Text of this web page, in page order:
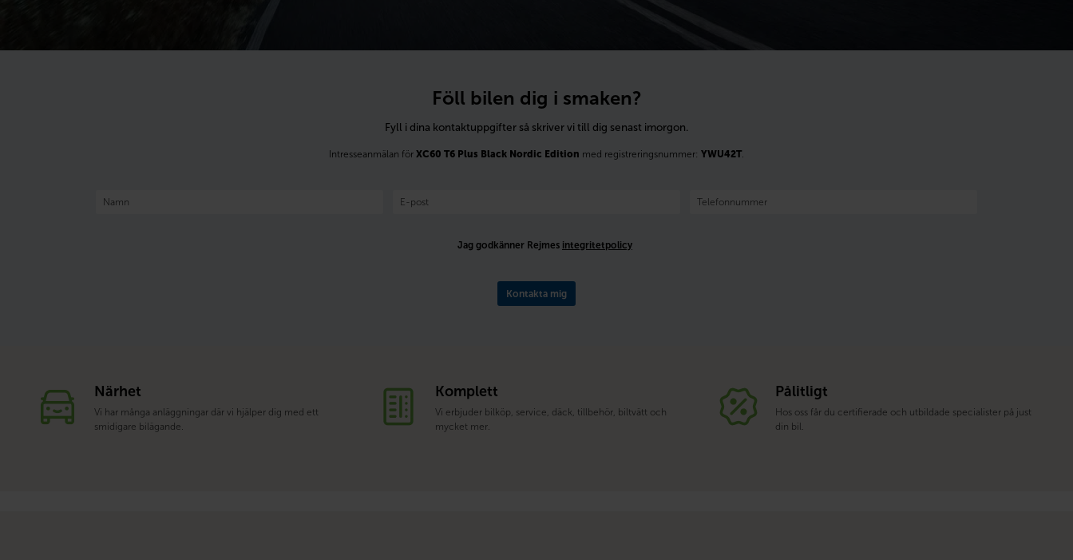
Föll bilen dig i smaken?
Fyll i dina kontaktuppgifter så skriver vi till dig senast imorgon.
Intresseanmälan för XC60 T6 Plus Black Nordic Edition med registreringsnummer: YWU42T.
Jag godkänner Rejmes integritetpolicy
Kontakta mig
Närhet
Vi har många anläggningar där vi hjälper dig med ett
smidigare bilägande.
Komplett
Vi erbjuder bilköp, service, däck, tillbehör, biltvätt och
mycket mer.
Pålitligt
Hos oss får du certifierade och utbildade specialister på just
din bil.